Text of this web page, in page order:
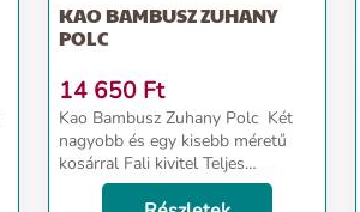
KAO BAMBUSZ ZUHANY
POLC
14 650 Ft
Kao Bambusz Zuhany Polc Két
nagyobb és egy kisebb méretű
kosárral Fali kivitel Teljes
egészében bambuszból készült